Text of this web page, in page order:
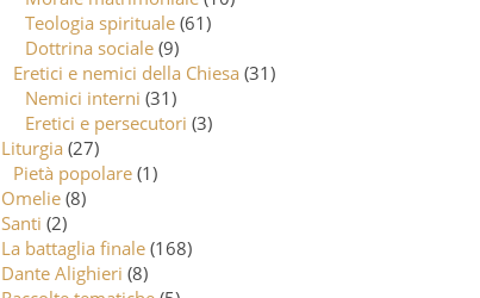
Teologia spirituale (61)
Dottrina sociale (9)
Eretici e nemici della Chiesa (31)
Nemici interni (31)
Eretici e persecutori (3)
Liturgia (27)
Pietà popolare (1)
Omelie (8)
Santi (2)
La battaglia finale (168)
Dante Alighieri (8)